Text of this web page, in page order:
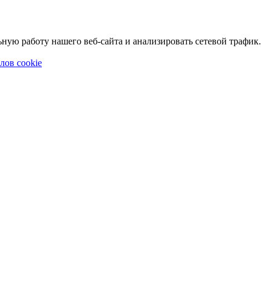
работу нашего веб-сайта и анализировать сетевой трафик.
cookie